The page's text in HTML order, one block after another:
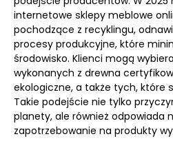
internetowe sklepy meblowe
pochodzące z recyklingu,
procesy produkcyjne, które
środowisko. Klienci mogą
wykonanych z drewna
ekologiczne, a także tych, które
Takie podejście nie tylko
planety, ale również odpowiada
zapotrzebowanie na produkty